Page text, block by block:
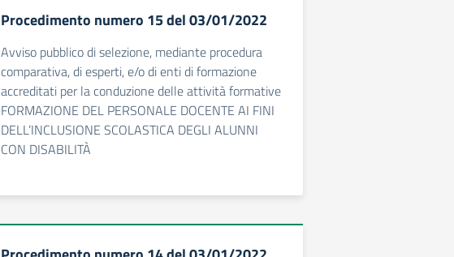
Procedimento numero 15 del 03/01/2022
Avviso pubblico di selezione, mediante procedura
comparativa, di esperti, e/o di enti di formazione
accreditati per la conduzione delle attività formative
FORMAZIONE DEL PERSONALE DOCENTE AI FINI
DELL’INCLUSIONE SCOLASTICA DEGLI ALUNNI
CON DISABILITÀ